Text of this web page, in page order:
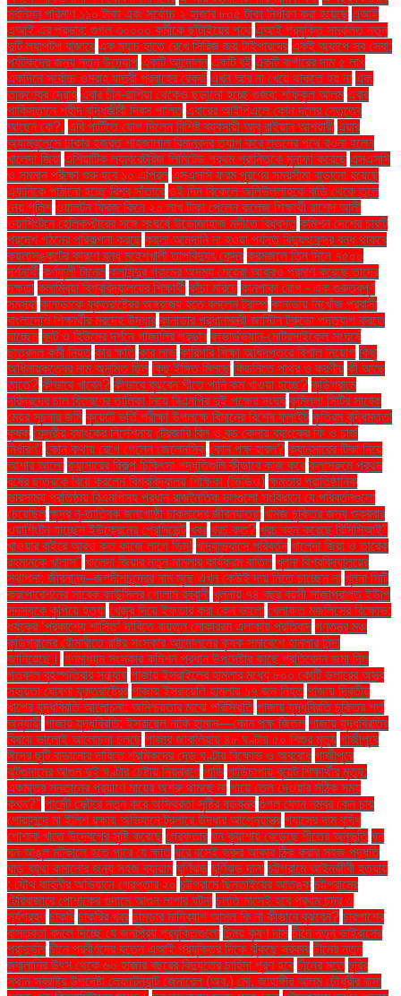
সর্বনিম্ন পরিমাণ ১১০ টাকা এবং সর্বোচ্চ ২ হাজার ৮০৫ টাকা নির্ধারণ করা হয়েছে এআই
এআই এর প্রভাব: গুগল ৩০০০০ কর্মীকে ছাঁটাইয়ের পথে এআই প্রযুক্তি সম্বলিত নতুন
দুটি ল্যাপটপ বাজারে এক ম্যাচ হাতে রেখে সিরিজ জয় টাইগারদের একই অ্যাপে সব সেবা:
পর্যটকদের জন্য নতুন উদ্যোগ একটি আন্দোলন একটি বই একটি বার্গারের দাম ৫ লাখ
একদিনে সর্বোচ্চ ওমরাহ যাত্রী প্রবাহের রেকর্ড এখন আর না খেয়ে থাকতে হয় না এবং
তারুণ্যের দ্রোহ এবার চীন-রাশিয়া থেকেও ছড়ানো হচ্ছে গুজব: শফিকুল আলম এবার
পাকিস্তানে শহীদ বুদ্ধিজীবী দিবস পালিত এবারের আইপিএলে কোন দলের নেতৃত্বে
আছেন কে?. এবি পার্টিতে যোগ দিলেন বিশিষ্ট ব্যবসায়ী আবু রাইয়ান আশয়ারী এয়ার
অ্যাম্বুলেন্সে ঢাকার হজরত শাহজালাল বিমানবন্দর ত্যাগ করে লন্ডনের পথে রওনা হলেন
খালেদা জিয়া এশিয়াটিক ল্যাবরেটরিজ লিমিটেড প্রথম প্রান্তিকে মুনাফা করেছে এসএসসি
ও সমমান পরীক্ষা শুরু হবে ১০ এপ্রিল এসএসসি ফরম পূরণের সময়সীমা বাড়ানো হয়েছে
এ্যানিকে পাঠানো হচ্ছে বিশ্ব সাঁতারে ওই দিন বিকেলে অলিউল্লাহকে বাড়ি থেকে তুলে
নেয় পুলিশ ওয়ালটন ফ্রিজ কিনে ২০ লাখ টাকা পেলেন কলেজ শিক্ষার্থী রাশেদ আলী
ওয়াশিংটনে হেলিকপ্টারের সঙ্গে সংঘর্ষে উড়োজাহাজ নদীতে বিধ্বস্ত কমিশন দেশের চারটি
প্রদেশ গঠনের পরিকল্পনা করছে কয়লা আমদানি না হওয়া পর্যন্ত বিদ্যুৎকেন্দ্র বন্ধ থাকবে
কয়লাসঙ্কটের কারণে বন্ধ মহেশখালী তাপবিদ্যুৎ কেন্দ্র করমজলে তিন দিনে ৭৫০০
দর্শনার্থী কর্ণফুলী টানেল কলসিন্দুর গ্রামের অদম্য মেয়েরা আবারও প্রমাণ করেছে তাদের
দক্ষতা কলাম্বিয়া বিশ্ববিদ্যালয়ের শিক্ষার্থী কাঁচা মরিচে কানপাকা রোগ - এক গুরুত্বপুর্ণ
সমস্যা কানাডাকে যুক্তরাষ্ট্রের অঙ্গরাজ্য হতে বললেন ট্রাম্প কানাডায় নিখোঁজ প্রবাসী
বাংলাদেশি শিক্ষার্থীর মরদেহ উদ্ধার কানাডার প্রধানমন্ত্রী জাস্টিন ট্রুডো পদত্যাগ করতে
যাচ্ছেন কান্ট ও হিউমের দর্শনে গাজালির প্রভাব কাভার্ডভ্যান-মোটরসাইকেল সংঘর্ষে
ছাত্রদল কর্মী নিহত কার ক্ষতি কার লাভ কারিগরি শিক্ষা অধিদপ্তরে বিশাল নিয়োগ কিছু
অধিনায়কত্বের নাম অনুমিত ছিল কিছু ইঙ্গিত মিলছে কিডনিতে পাথর ও করণীয় কী আছে
তাতে? কীভাবে খাবেন? কীভাবে বুঝবেন শীতে পানি কম খাওয়া হচ্ছে? কুড়িগ্রামে
দরিদ্রদের চাল বিতরণের তালিকা নিয়ে বিএনপির দুই পক্ষের সংঘর্ষ কুমিল্লা সিটির সাবেক
মেয়র সূচনার জমি কুয়েটে ভর্তি পরীক্ষা উপলক্ষে বিমানের বিশেষ ফ্লাইট কৃত্রিম বুদ্ধিমত্তা
কৃষক কেন্দ্রীয় ব্যাংকের নির্দেশনায় ট্রেজারি বিল ও বন্ড কেনায় ব্যাংকের ফি ও চার্জ
নির্ধারণ" কোন কথায় রেগে গেলেন জেলেনস্কি কোন পক্ষ হারল? ক্যানসারের টিকা নিয়ে
আশার আলো ক্যান্সারের বিকল্প চিকিৎসা পদ্ধতিগুলি কীভাবে কাজ করে ক্লাসরুমে প্রথম
বর্ষের ছাত্রকে বিয়ে করলেন বিশ্ববিদ্যালয় শিক্ষিকা (ভিডিও) ক্ষমতার প্রাতিষ্ঠানিক
ভারসাম্য প্রতিষ্ঠায় বিএনপিসহ প্রধান রাজনৈতিক দলগুলো সংবিধানে যে পরিবর্তনগুলো
চেয়েছিল ক্ষুদ্র নৃ-তাত্বিক জনগোষ্ঠী চাকমাদের জীবনযাত্রা খনিজ চুক্তির জন্য শুক্রবার
ওয়াশিংটন যাচ্ছেন ইউক্রেনের প্রেসিডেন্ট খবর খরচ কত? খরচ বহন করেছে বিসিসিআই"
খাওয়ার বাইরে আরও কত কাজে লাগে ডিম! খাদ্যাভ্যাসে পরিবর্তন খালেদা জিয়া ও তারেক
রহমানকে খালাস'' খালেদা জিয়ার নতুন মামলার কার্যক্রম বাতিল খুলনা বিশ্ববিদ্যালয়ের
স্থাপনা: জীবনানন্দ–জগদীশচন্দ্রের নাম মুছে এখন কেউই দায় নিতে চাচ্ছেন না খুলনা সিটি
করপোরেশনের সাবেক কাউন্সিলর গোলাম রব্বানী খুলনায় ৭৪ বছর বয়সী সাজাপ্রাপ্ত ইউপি
সদস্যকে কুপিয়ে হত্যা খেজুর দিয়ে ইফতার করা কেন ভালো খেলাফত মজলিসের বিক্ষোভ:
ধর্ষকের ‘প্রকাশ্যে শাস্তি’ দাবিতে বায়তুল মোকাররম এলাকায় প্রতিবাদ গণতন্ত্র মঞ্চ
কুড়িগ্রামের রৌমারীতে রাষ্ট্র সংস্কার আন্দোলনের কৃষক সমাবেশে হামলার নিন্দা
জানিয়েছে। গণমাধ্যম সংস্কার কমিশন প্রধান উপদেষ্টার কাছে প্রতিবেদন জমা দিল
গতকাল বৃহস্পতিবার সন্ধ্যায় গাজায় ইসরাইলের হামলার মধ্যে ৮০০ কোটি ডলারের অস্ত্র
সহায়তা ঘোষণা যুক্তরাষ্ট্রের গাজায় ইসরায়েলি হামলায় ১৭ জন নিহত গাজায় দ্বিতীয়
ধাপের যুদ্ধবিরতি আলোচনা: অনিশ্চয়তার মাঝে পরিস্থিতি গাজায় যুদ্ধবিরতি চুক্তির শর্ত
অনুযায়ী গাজায় যুদ্ধবিরতি: ইসরায়েল নাকি হামাস—কোন পক্ষ জিতল গাজায় যুদ্ধবিরতির
বিষয়ে ভালোই আলোচনা চলছে গাজার জাবালিয়ায় ৪৮ ঘণ্টায় ৫০ শিশুর মৃত্যু গাজীপুরে
ঈদের ছুটি বাড়ানোর দাবিতে শ্রমিকদের দেড় ঘণ্টার বিক্ষোভ ও অবরোধ গাজীপুরে
ঝুটগুদামের আগুন দুই ঘণ্টার চেষ্টায় নিয়ন্ত্রণে গাড়ি গাড়িচাপায় বুয়েট শিক্ষার্থীর মৃত্যু:
একমাত্র সন্তানের প্রয়াণে মায়ের অশ্রু থামছে না গায়ে তেল দেওয়ার সঠিক সময়
কখন?" গার্মেন্ট সেক্টরে নতুন করে অস্থিরতা সৃষ্টির ষড়যন্ত্র গুগল ফোন নম্বর কেন চায়
গোয়ালন্দে মা ইলিশ রক্ষায় অভিযানে ট্রলারে উদ্ধার আগ্নেয়াস্ত্র গ্যাসের দাম বৃদ্ধি
পোশাক খাতে উদ্বেগের সৃষ্টি করেছে গ্রেফতার ঘন কুয়াশায় বেড়েছে শীতের অনুভূতি ঘন
ঘন আঙুল মটকালে হতে পারে যে ক্ষতি ঘরে বসেই ভ্রুর আকার ঠিক করার সহজ পদ্ধতি
ঘাড় ব্যথা কমানোর জন্য সহজ ব্যায়াম ঘূর্ণিঝড় ঘূর্ণিঝড় দানা চট্টগ্রামে আইনজীবী হত্যায়
: যৌথ বাহিনীর অভিযানে গ্রেপ্তার ২০ চট্টগ্রামে ছিনতাইয়ের আতঙ্ক চট্টগ্রামের
টেরিবাজারে পোশাকের গুদামে আগুন লাগার ঘটনা চলতি মাসেই হবে প্রথম চন্দ্র ও
সূর্যগ্রহণ চাকরি চাকরির খবর চামড়ার মানিব্যাগ আসল কি না কীভাবে বুঝবেন? চারপাশের
বাস্তবতা বদলে দিচ্ছে যে জনপ্রিয় প্রযুক্তিগুলো চিন্ময় কৃষ্ণ দাস চীনে নতুন ভাইরাসের
প্রাদুর্ভাব চীনে প্রবীণদের যত্নে এআই প্রযুক্তির দিকে ঝুঁকছে সরকার চীনের নতুন
জ্বালানির উৎস থেকে ৬০ হাজার বছরের বিদ্যুতের চাহিদা পূরণ হবে চীনের মতে চুরির
স্থান স্বরাষ্ট্র উপদেষ্টা লেফটেন্যান্ট জেনারেল (অব.) মো. জাহাঙ্গীর আলম চৌধুরীর বাসা